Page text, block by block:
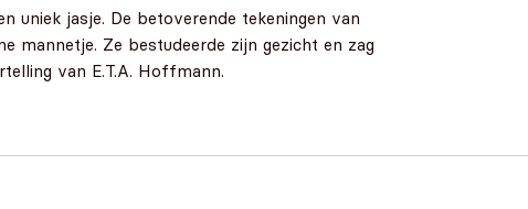
uniek jasje. De betoverende tekeningen van
mannetje. Ze bestudeerde zijn gezicht en zag
van E.T.A. Hoffmann.